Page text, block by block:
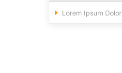
Lorem Ipsum Dolor